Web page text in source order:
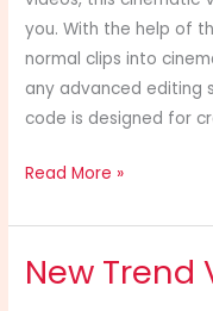
you. With the help of
normal clips into
any advanced editing
code is designed for
Read More »
New Trend
New